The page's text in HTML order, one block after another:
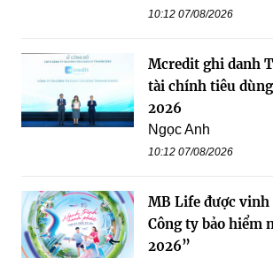
10:12 07/08/2026
Mcredit ghi danh
tài chính tiêu
2026
Ngọc Anh
10:12 07/08/2026
MB Life được vinh
Công ty bảo hiểm
2026”